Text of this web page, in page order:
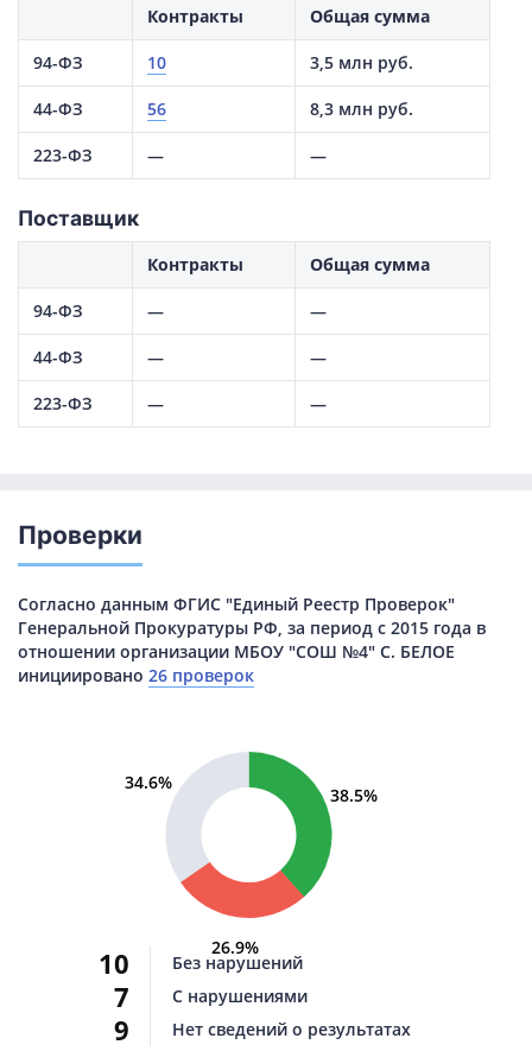
Контракты Общая сумма
94-ФЗ 10 3,5 млн руб.
44-ФЗ 56 8,3 млн руб.
223-ФЗ — —
Поставщик
Контракты Общая сумма
94-ФЗ — —
44-ФЗ — —
223-ФЗ — —
Проверки
Согласно данным ФГИС "Единый Реестр Проверок"
Генеральной Прокуратуры РФ, за период с 2015 года в
отношении организации МБОУ "СОШ №4" С. БЕЛОЕ
инициировано 26 проверок
38.5%
26.9%
34.6%
10
7
9
Без нарушений
С нарушениями
Нет сведений о результатах